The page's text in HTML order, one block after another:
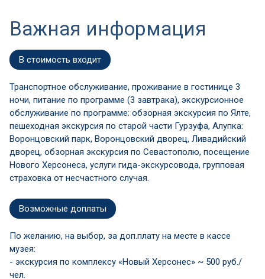
Важная информация
В стоимость входит
Транспортное обслуживание, проживание в гостинице 3
ночи, питание по программе (3 завтрака), экскурсионное
обслуживание по программе: обзорная экскурсия по Ялте,
пешеходная экскурсия по старой части Гурзуфа, Алупка:
Воронцовский парк, Воронцовский дворец, Ливадийский
дворец, обзорная экскурсия по Севастополю, посещение
Нового Херсонеса, услуги гида-экскурсовода, групповая
страховка от несчастного случая.
Возможные доплаты
По желанию, на выбор, за доп.плату на месте в кассе
музея:
- экскурсия по комплексу «Новый Херсонес» ~ 500 руб./
чел.